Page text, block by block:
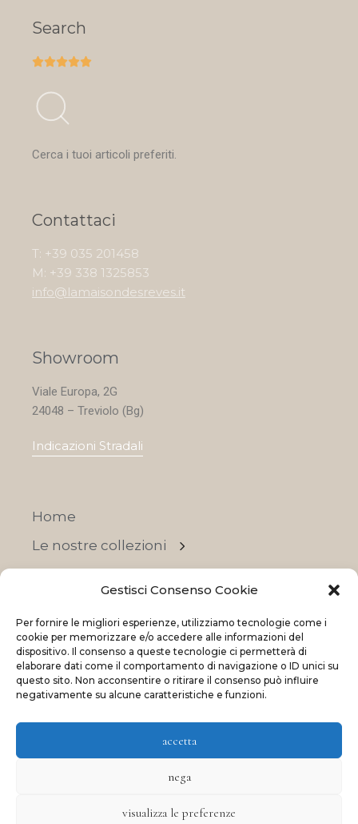
Gestisci Consenso Cookie
Per fornire le migliori esperienze, utilizziamo tecnologie come i
cookie per memorizzare e/o accedere alle informazioni del
dispositivo. Il consenso a queste tecnologie ci permetterà di
elaborare dati come il comportamento di navigazione o ID unici su
questo sito. Non acconsentire o ritirare il consenso può influire
negativamente su alcune caratteristiche e funzioni.
accetta
nega
visualizza le preferenze
Search

Cerca i tuoi articoli preferiti.
Contattaci
T: +39 035 201458
M: +39 338 1325853
info@lamaisondesreves.it
Showroom
Viale Europa, 2G
24048 – Treviolo (Bg)
Indicazioni Stradali
Home
Le nostre collezioni
OFFERTE
© 2023 La Maison Des Reves | All rights reserved
and by